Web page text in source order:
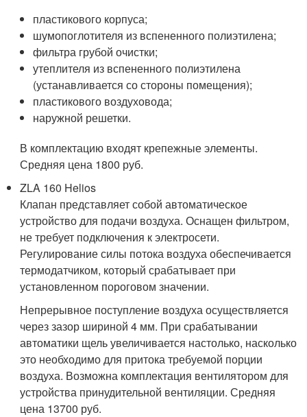
пластикового корпуса;
шумопоглотителя из вспененного полиэтилена;
фильтра грубой очистки;
утеплителя из вспененного полиэтилена
(устанавливается со стороны помещения);
пластикового воздуховода;
наружной решетки.
В комплектацию входят крепежные элементы.
Средняя цена 1800 руб.
ZLA 160 Helios
Клапан представляет собой автоматическое
устройство для подачи воздуха. Оснащен фильтром,
не требует подключения к электросети.
Регулирование силы потока воздуха обеспечивается
термодатчиком, который срабатывает при
установленном пороговом значении.
Непрерывное поступление воздуха осуществляется
через зазор шириной 4 мм. При срабатывании
автоматики щель увеличивается настолько, насколько
это необходимо для притока требуемой порции
воздуха. Возможна комплектация вентилятором для
устройства принудительной вентиляции. Средняя
цена 13700 руб.